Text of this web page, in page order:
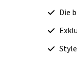
Die